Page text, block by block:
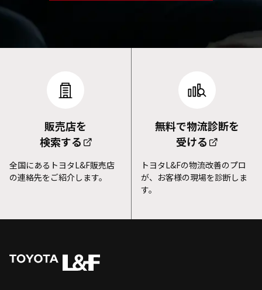
販売店を
検索する
全国にあるトヨタL&F販売店
の連絡先をご紹介します。
無料で物流診断を
受ける
トヨタL&Fの物流改善のプロ
が、お客様の現場を診断しま
す。